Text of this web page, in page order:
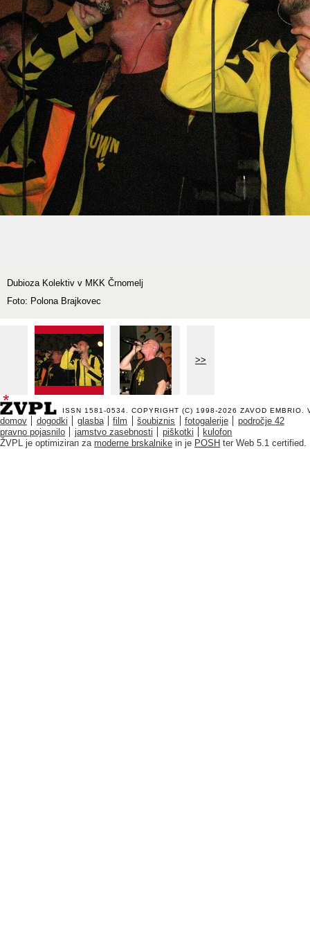
Dubioza Kolektiv v MKK Črnomelj
Foto: Polona Brajkovec
>>
ISSN 1581-0534. COPYRIGHT (C) 1998-2026 ZAVOD EMBRIO .
domov dogodki glasba film šoubiznis fotogalerije
področje 42
pravno pojasnilo
jamstvo zasebnosti piškotki
kulofon
ŽVPL je optimiziran za moderne brskalnike in je POSH ter Web 5.1 certified.